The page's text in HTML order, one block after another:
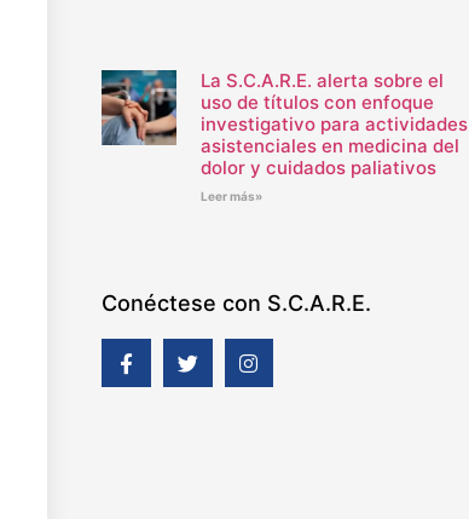
La S.C.A.R.E. alerta sobre el
uso de títulos con enfoque
investigativo para actividades
asistenciales en medicina del
dolor y cuidados paliativos
Leer más»
Conéctese con S.C.A.R.E.